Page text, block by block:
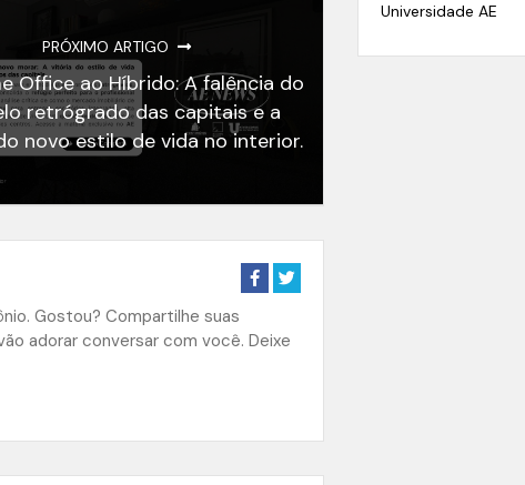
PRÓXIMO ARTIGO
Office ao Híbrido: A falência do
retrógrado das capitais e a
novo estilo de vida no interior.
Gostou? Compartilhe suas
adorar conversar com você. Deixe
Universidade AE